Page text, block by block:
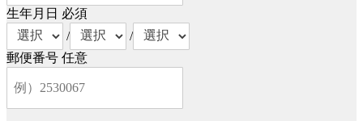
生年月日 必須
/
/
郵便番号 任意